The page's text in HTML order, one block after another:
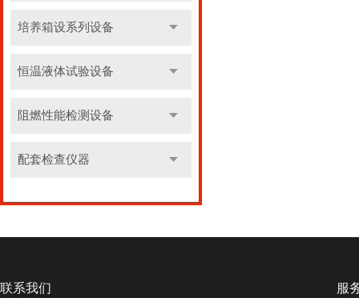
培养箱设系列设备
恒温液体试验设备
阻燃性能检测设备
配套检查仪器
联系我们 服